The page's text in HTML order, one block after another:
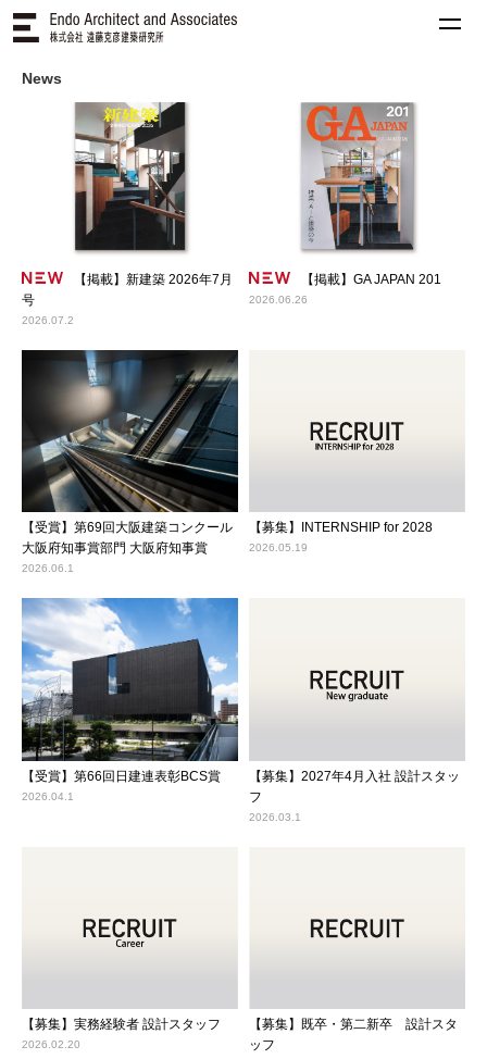
News
【掲載】新建築 2026年7月
号
2026.07.2
【掲載】GA JAPAN 201
2026.06.26
【受賞】第69回大阪建築コンクール
大阪府知事賞部門 大阪府知事賞
2026.06.1
【募集】INTERNSHIP for 2028
2026.05.19
【受賞】第66回日建連表彰BCS賞
2026.04.1
【募集】2027年4月入社 設計スタッ
フ
2026.03.1
【募集】実務経験者 設計スタッフ
2026.02.20
【募集】既卒・第二新卒 設計スタ
ッフ